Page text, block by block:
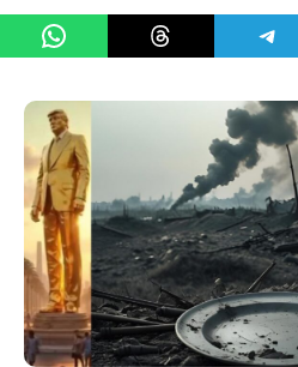
Share on WhatsAppShare on Threads